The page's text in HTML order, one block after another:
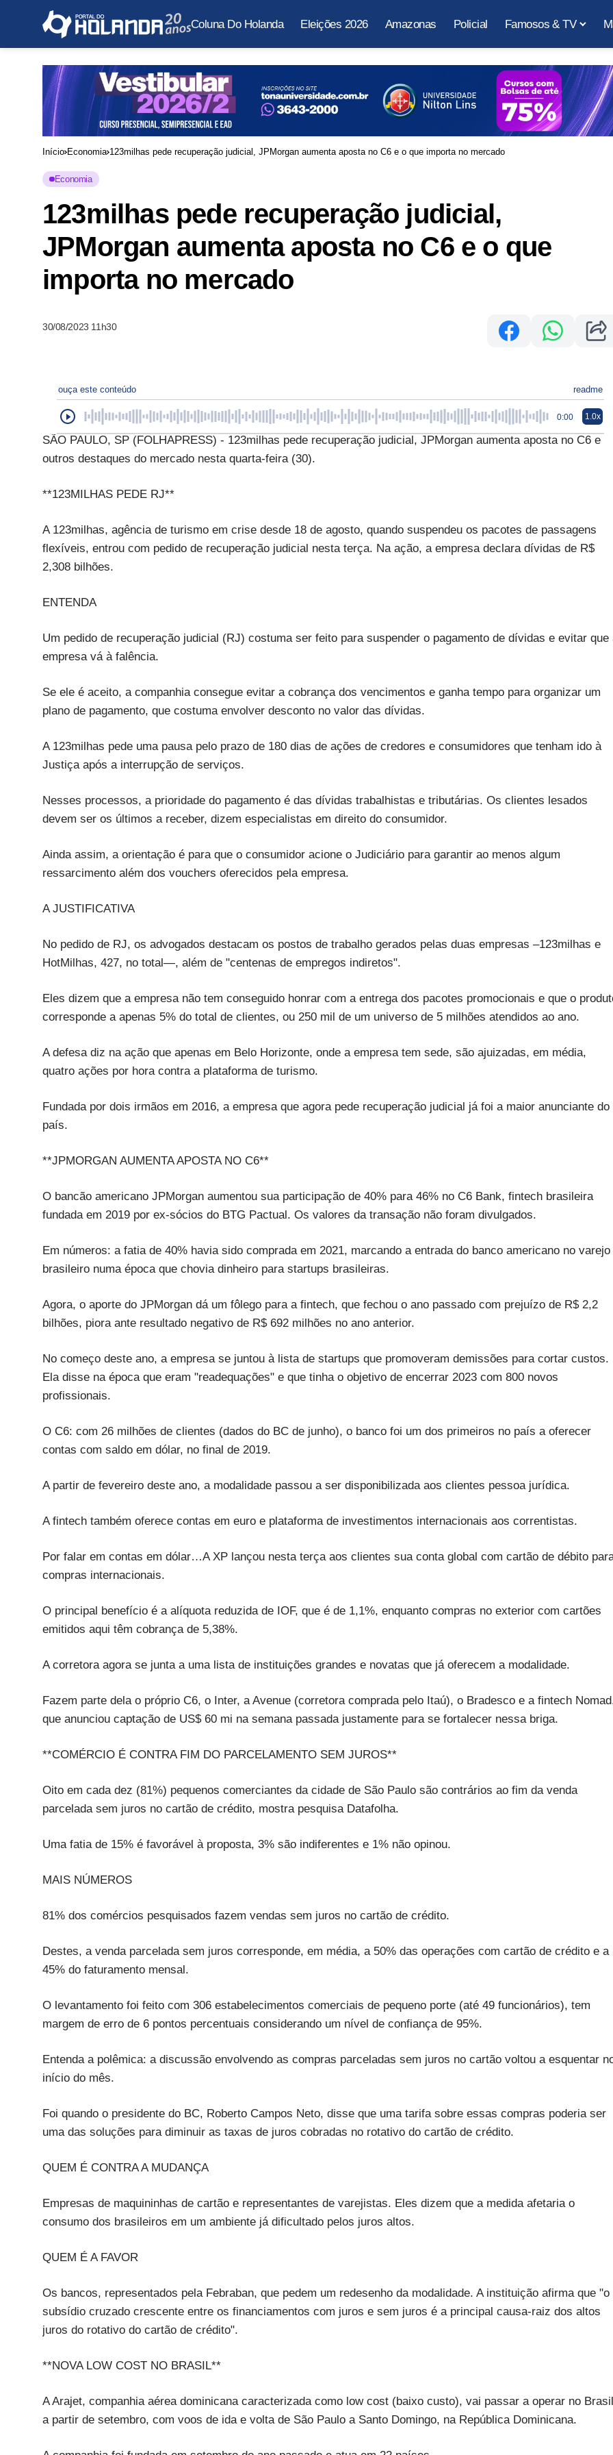
Coluna Do Holanda Eleições 2026 Amazonas Policial Famosos & TV
Início Economia 123milhas pede recuperação judicial, JPMorgan aumenta aposta no C6 e o que importa no mercado
Economia
123milhas pede recuperação judicial,
JPMorgan aumenta aposta no C6 e o que
importa no mercado
30/08/2023 11h30
ouça este conteúdo readme
0:00 1.0x
SÃO PAULO, SP (FOLHAPRESS) - 123milhas pede recuperação judicial, JPMorgan aumenta aposta no C6 e
outros destaques do mercado nesta quarta-feira (30).
**123MILHAS PEDE RJ**
A 123milhas, agência de turismo em crise desde 18 de agosto, quando suspendeu os pacotes de passagens
flexíveis, entrou com pedido de recuperação judicial nesta terça. Na ação, a empresa declara dívidas de R$
2,308 bilhões.
ENTENDA
Um pedido de recuperação judicial (RJ) costuma ser feito para suspender o pagamento de dívidas e evitar que
empresa vá à falência.
Se ele é aceito, a companhia consegue evitar a cobrança dos vencimentos e ganha tempo para organizar um
plano de pagamento, que costuma envolver desconto no valor das dívidas.
A 123milhas pede uma pausa pelo prazo de 180 dias de ações de credores e consumidores que tenham ido à
Justiça após a interrupção de serviços.
Nesses processos, a prioridade do pagamento é das dívidas trabalhistas e tributárias. Os clientes lesados
devem ser os últimos a receber, dizem especialistas em direito do consumidor.
Ainda assim, a orientação é para que o consumidor acione o Judiciário para garantir ao menos algum
ressarcimento além dos vouchers oferecidos pela empresa.
A JUSTIFICATIVA
No pedido de RJ, os advogados destacam os postos de trabalho gerados pelas duas empresas –123milhas e
HotMilhas, 427, no total—, além de "centenas de empregos indiretos".
Eles dizem que a empresa não tem conseguido honrar com a entrega dos pacotes promocionais e que o
corresponde a apenas 5% do total de clientes, ou 250 mil de um universo de 5 milhões atendidos ao ano.
A defesa diz na ação que apenas em Belo Horizonte, onde a empresa tem sede, são ajuizadas, em média,
quatro ações por hora contra a plataforma de turismo.
Fundada por dois irmãos em 2016, a empresa que agora pede recuperação judicial já foi a maior anunciante do
país.
**JPMORGAN AUMENTA APOSTA NO C6**
O bancão americano JPMorgan aumentou sua participação de 40% para 46% no C6 Bank, fintech brasileira
fundada em 2019 por ex-sócios do BTG Pactual. Os valores da transação não foram divulgados.
Em números: a fatia de 40% havia sido comprada em 2021, marcando a entrada do banco americano no varejo
brasileiro numa época que chovia dinheiro para startups brasileiras.
Agora, o aporte do JPMorgan dá um fôlego para a fintech, que fechou o ano passado com prejuízo de R$ 2,2
bilhões, piora ante resultado negativo de R$ 692 milhões no ano anterior.
No começo deste ano, a empresa se juntou à lista de startups que promoveram demissões para cortar custos.
Ela disse na época que eram "readequações" e que tinha o objetivo de encerrar 2023 com 800 novos
profissionais.
O C6: com 26 milhões de clientes (dados do BC de junho), o banco foi um dos primeiros no país a oferecer
contas com saldo em dólar, no final de 2019.
A partir de fevereiro deste ano, a modalidade passou a ser disponibilizada aos clientes pessoa jurídica.
A fintech também oferece contas em euro e plataforma de investimentos internacionais aos correntistas.
Por falar em contas em dólar…A XP lançou nesta terça aos clientes sua conta global com cartão de débito
compras internacionais.
O principal benefício é a alíquota reduzida de IOF, que é de 1,1%, enquanto compras no exterior com cartões
emitidos aqui têm cobrança de 5,38%.
A corretora agora se junta a uma lista de instituições grandes e novatas que já oferecem a modalidade.
Fazem parte dela o próprio C6, o Inter, a Avenue (corretora comprada pelo Itaú), o Bradesco e a fintech
que anunciou captação de US$ 60 mi na semana passada justamente para se fortalecer nessa briga.
**COMÉRCIO É CONTRA FIM DO PARCELAMENTO SEM JUROS**
Oito em cada dez (81%) pequenos comerciantes da cidade de São Paulo são contrários ao fim da venda
parcelada sem juros no cartão de crédito, mostra pesquisa Datafolha.
Uma fatia de 15% é favorável à proposta, 3% são indiferentes e 1% não opinou.
MAIS NÚMEROS
81% dos comércios pesquisados fazem vendas sem juros no cartão de crédito.
Destes, a venda parcelada sem juros corresponde, em média, a 50% das operações com cartão de crédito e a
45% do faturamento mensal.
O levantamento foi feito com 306 estabelecimentos comerciais de pequeno porte (até 49 funcionários), tem
margem de erro de 6 pontos percentuais considerando um nível de confiança de 95%.
Entenda a polêmica: a discussão envolvendo as compras parceladas sem juros no cartão voltou a esquentar
início do mês.
Foi quando o presidente do BC, Roberto Campos Neto, disse que uma tarifa sobre essas compras poderia ser
uma das soluções para diminuir as taxas de juros cobradas no rotativo do cartão de crédito.
QUEM É CONTRA A MUDANÇA
Empresas de maquininhas de cartão e representantes de varejistas. Eles dizem que a medida afetaria o
consumo dos brasileiros em um ambiente já dificultado pelos juros altos.
QUEM É A FAVOR
Os bancos, representados pela Febraban, que pedem um redesenho da modalidade. A instituição afirma que "o
subsídio cruzado crescente entre os financiamentos com juros e sem juros é a principal causa-raiz dos altos
juros do rotativo do cartão de crédito".
**NOVA LOW COST NO BRASIL**
A Arajet, companhia aérea dominicana caracterizada como low cost (baixo custo), vai passar a operar no Brasil
a partir de setembro, com voos de ida e volta de São Paulo a Santo Domingo, na República Dominicana.